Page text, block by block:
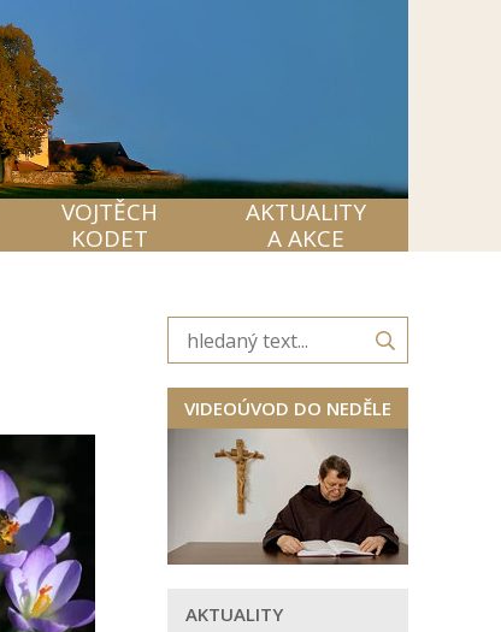
VOJTĚCH
KODET
AKTUALITY
A AKCE
VIDEOÚVOD DO NEDĚLE
AKTUALITY